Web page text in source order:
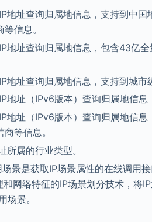
地址查询归属地信息，支持到中
信息。
IP地址查询归属地信息，包含43亿
地址查询归属地信息，支持到城
地址（IPv6版本）查询归属地信
IP地址（IPv6版本）查询归属地信
等信息。
所属的行业类型。
场景是获取IP场景属性的在线调用
网络特征的IP场景划分技术，将
场景。